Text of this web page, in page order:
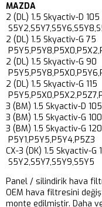
MAZDA
2 (DL) 1.5 Skyactiv-D
2 (DL) 1.5 Skyactiv-G
2 (DL) 1.5 Skyactiv-G
2 (DL) 1.5 Skyactiv-G
3 (BM) 1.5 Skyactiv-D
3 (BM) 1.5 Skyactiv-G
3 (BM) 1.5 Skyactiv-G
P5Y1,P5Y5,P5Y4,P5Z3
CX-3 (DK) 1.5
S5Y2,S5Y7,S5Y9,S5Y5
Panel / silindirik hava
OEM hava filtresini
monte edilmiştir. Daha